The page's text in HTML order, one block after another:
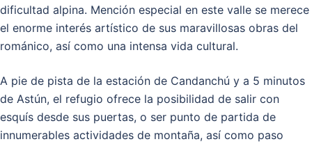
dificultad alpina. Mención especial en este valle se merece
el enorme interés artístico de sus maravillosas obras del
románico, así como una intensa vida cultural.
A pie de pista de la estación de Candanchú y a 5 minutos
de Astún, el refugio ofrece la posibilidad de salir con
esquís desde sus puertas, o ser punto de partida de
innumerables actividades de montaña, así como paso